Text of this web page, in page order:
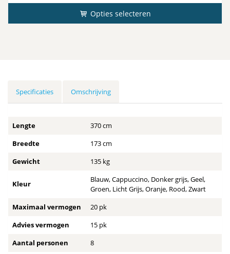
Opties selecteren
Specificaties Omschrijving
Lengte
370 cm
Breedte
173 cm
Gewicht
135 kg
Kleur
Blauw, Cappuccino, Donker grijs, Geel,
Groen, Licht Grijs, Oranje, Rood, Zwart
Maximaal vermogen
20 pk
Advies vermogen
15 pk
Aantal personen
8